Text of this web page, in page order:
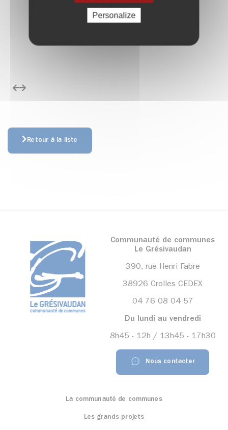
Personalize
Retour à la liste
Communauté de communes
Le Grésivaudan
390, rue Henri Fabre
38926 Crolles CEDEX
04 76 08 04 57
Du lundi au vendredi
8h45 - 12h / 13h45 - 17h30
Nous contacter
La communauté de communes
Les grands projets